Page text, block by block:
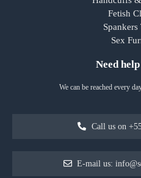
Fetish
Sex
Need
We can be reached every
Call us on
E-mail us: